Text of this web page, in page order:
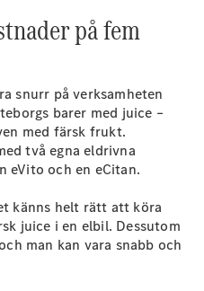
på fem
snurr på verksamheten
barer med juice –
med färsk frukt.
två egna eldrivna
eVito och en eCitan.
känns helt rätt att köra
juice i en elbil. Dessutom
man kan vara snabb och